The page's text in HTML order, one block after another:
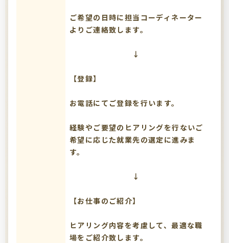
ご希望の日時に担当コーディネーター
よりご連絡致します。
↓
【登録】
お電話にてご登録を行います。
経験やご要望のヒアリングを行ないご
希望に応じた就業先の選定に進みま
す。
↓
【お仕事のご紹介】
ヒアリング内容を考慮して、最適な職
場をご紹介致します。